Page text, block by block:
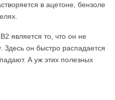
в ацетоне, бензоле
является то, что он не
Здесь он быстро распадается
А уж этих полезных